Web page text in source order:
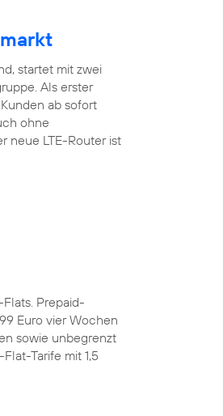
startet mit zwei
Als erster
ab sofort
ohne
neue LTE-Router ist
Prepaid-
Euro vier Wochen
sowie unbegrenzt
Tarife mit 1,5